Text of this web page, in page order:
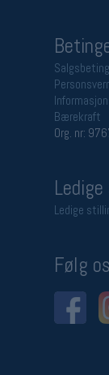
Bærekraft
Org. nr:
Ledige
Følg